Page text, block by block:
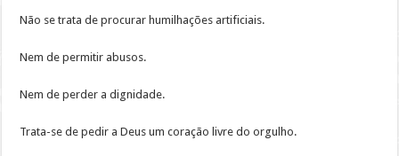
Não se trata de procurar humilhações artificiais.
Nem de permitir abusos.
Nem de perder a dignidade.
Trata-se de pedir a Deus um coração livre do orgulho.